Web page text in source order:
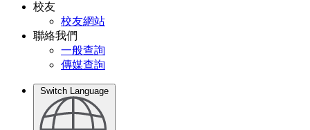
校友
校友網站
聯絡我們
一般查詢
傳媒查詢
Switch Language